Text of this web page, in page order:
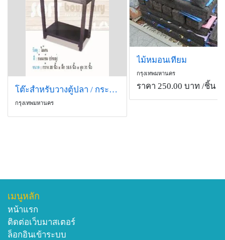
โต๊ะสำหรับวางตู้ปลา / กระถางต้นไม้
กรุงเทพมหานคร
ไม้หมอนเทียม
กรุงเทพมหานคร
ราคา 250.00 บาท /ชิ้น
เมนูหลัก
หน้าแรก
ติดต่อเว็บมาสเตอร์
ล็อกอินเข้าระบบ